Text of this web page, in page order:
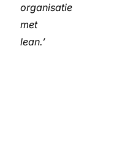
organisatie
met
lean.’